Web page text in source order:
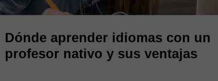
Dónde aprender idiomas con un
profesor nativo y sus ventajas